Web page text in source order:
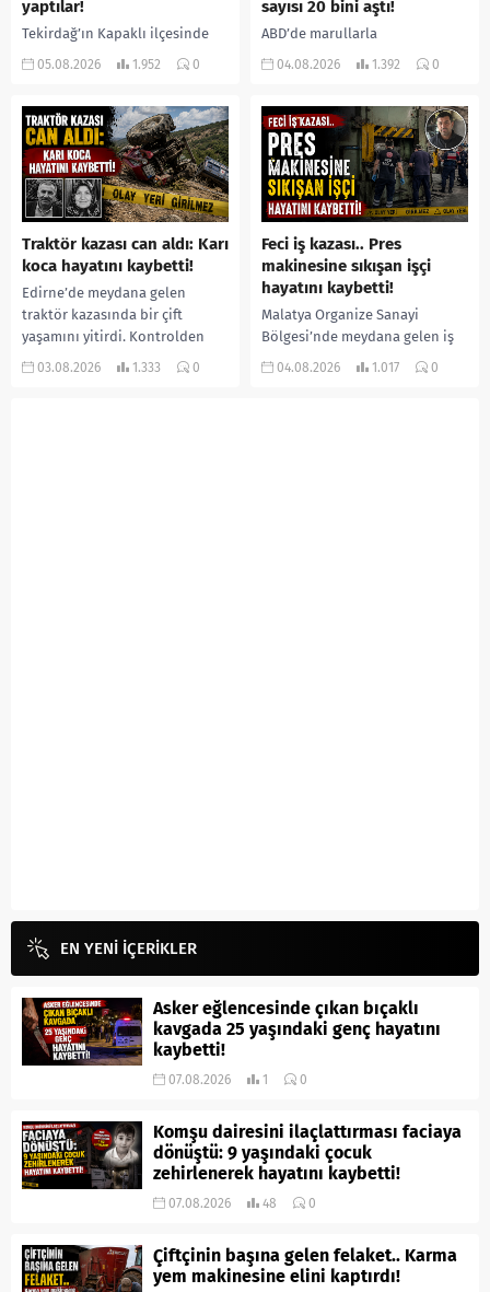
yaptılar!
Tekirdağ’ın Kapaklı ilçesinde
bir kişiyi, arkadaşının eşiyle
kadın kıyafetleri giydirdiği,
özür videosu çektirip...
05.08.2026 1.952 0
sayısı 20 bini aştı!
ABD’de marullarla
ilişkilendirilen siklospora
salgında vaka sayısının 20 bini
aştığı belirtilirken, sağlık...
04.08.2026 1.392 0
Traktör kazası can aldı: Karı
koca hayatını kaybetti!
Edirne’de meydana gelen
traktör kazasında bir çift
yaşamını yitirdi. Kontrolden
çıkarak devrilen traktörün
03.08.2026 1.333 0
Feci iş kazası.. Pres
makinesine sıkışan işçi
hayatını kaybetti!
Malatya Organize Sanayi
Bölgesi’nde meydana gelen iş
kazasında, pres makinesine
04.08.2026 1.017 0
EN YENİ İÇERİKLER
Asker eğlencesinde çıkan bıçaklı
kavgada 25 yaşındaki genç hayatını
kaybetti!
07.08.2026 1 0
Komşu dairesini ilaçlattırması faciaya
dönüştü: 9 yaşındaki çocuk
zehirlenerek hayatını kaybetti!
07.08.2026 48 0
Çiftçinin başına gelen felaket.. Karma
yem makinesine elini kaptırdı!